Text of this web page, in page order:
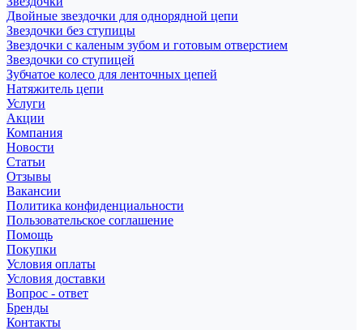
Двойные звездочки для однорядной цепи
Звездочки без ступицы
Звездочки с каленым зубом и готовым отверстием
Звездочки со ступицей
Зубчатое колесо для ленточных цепей
Натяжитель цепи
Услуги
Акции
Компания
Новости
Статьи
Отзывы
Вакансии
Политика конфиденциальности
Пользовательское соглашение
Помощь
Покупки
Условия оплаты
Условия доставки
Вопрос - ответ
Бренды
Контакты